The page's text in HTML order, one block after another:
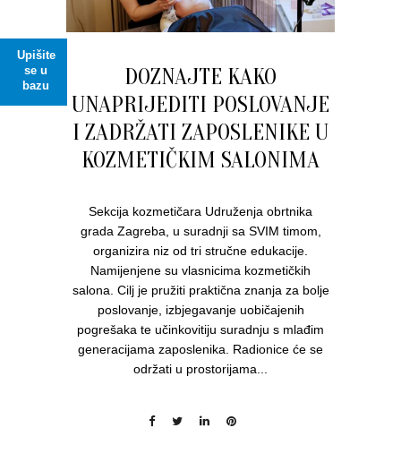
Upišite
se u
bazu
DOZNAJTE KAKO
UNAPRIJEDITI POSLOVANJE
I ZADRŽATI ZAPOSLENIKE U
KOZMETIČKIM SALONIMA
Sekcija kozmetičara Udruženja obrtnika
grada Zagreba, u suradnji sa SVIM timom,
organizira niz od tri stručne edukacije.
Namijenjene su vlasnicima kozmetičkih
salona. Cilj je pružiti praktična znanja za bolje
poslovanje, izbjegavanje uobičajenih
pogrešaka te učinkovitiju suradnju s mlađim
generacijama zaposlenika. Radionice će se
održati u prostorijama...